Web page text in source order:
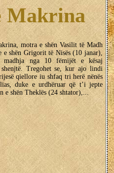
Makrina
motra e shën Vasilit të Madh
e shën Grigorit të Nisës (10 janar),
nga 10 fëmijët e kësaj
Tregohet se, kur ajo lindi
qiellore iu shfaq tri herë nënës
duke e urdhëruar që t’i jepte
e shën Theklës (24 shtator),...